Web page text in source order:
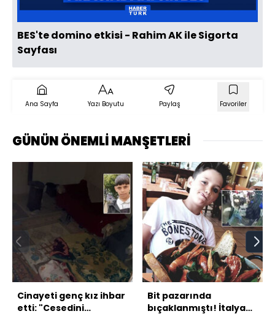
BES'te domino etkisi - Rahim AK ile Sigorta
Sayfası
Ana Sayfa Yazı Boyutu Paylaş Favoriler
GÜNÜN ÖNEMLİ MANŞETLERİ
Cinayeti genç kız ihbar
etti: "Cesedini
Bit pazarında
bıçaklanmıştı! İtalyan